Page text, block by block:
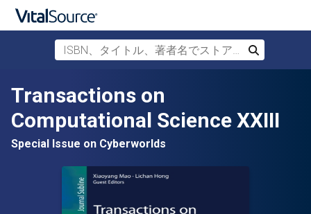
メインコンテンツへスキップ
ISBN、タイトル、著者名でストアを検索
検索
Transactions on
Computational Science XXIII
Special Issue on Cyberworlds